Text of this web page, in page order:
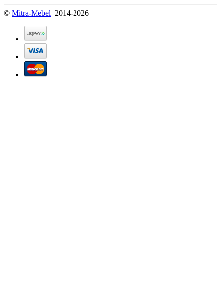
© Mitra-Mebel 2014-2026